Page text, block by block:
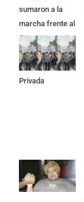
sumaron a la
marcha frente al
Congreso contra
la Ley de
Propiedad
Privada